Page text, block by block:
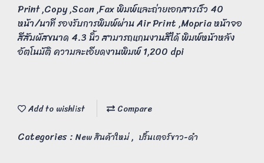
Print ,Copy ,Scan ,Fax พิมพ์และถ่ายเอกสารเร็ว 40
หน้า/นาที รองรับการพิมพ์ผ่าน Air Print ,Mopria หน้าจอ
สีสัมผัสขนาด 4.3 นิ้ว สามารถแกนงานสีได้ พิมพ์หน้าหลัง
อัตโนมัติ ความละเอียดงานพิมพ์ 1,200 dpi
Add to wishlist Compare
Categories : New สินค้าใหม่, ปริ้นเตอร์ขาว-ดำ